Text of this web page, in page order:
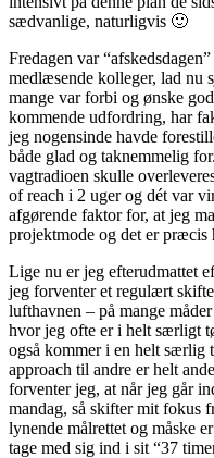
sædvanlige, naturligvis 🙂
Fredagen var
medlæsende kolleger, lad
mange var forbi og ønske
kommende udfordring, har
jeg nogensinde havde
både glad og taknemmelig
vagtradioen skulle
of reach i 2 uger og dét var
afgørende faktor for, at jeg
projektmode og det er
Lige nu er jeg efterudmattet
jeg forventer et regulært
lufthavnen – på mange
hvor jeg ofte er i helt særligt
også kommer i en helt særlig
approach til andre er helt
forventer jeg, at når jeg går
mandag, så skifter mit fokus
lynende målrettet og måske
tage med sig ind i sit “37